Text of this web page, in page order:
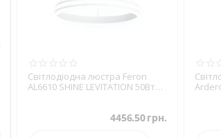
Світлодіодна люстра Feron
AL6610 SHINE LEVITATION 50Вт
4456.50грн.